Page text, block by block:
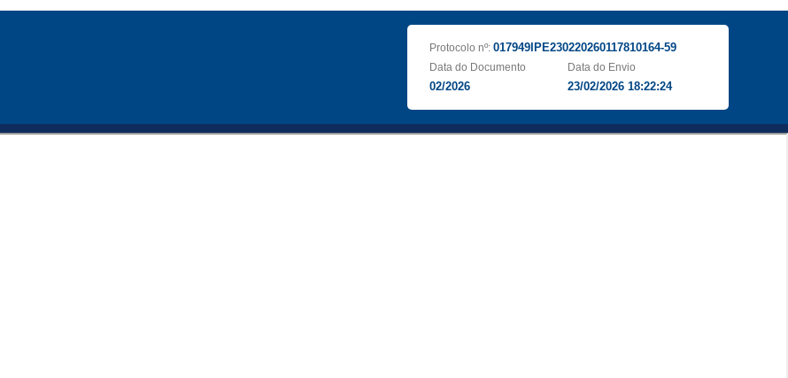
Protocolo nº: 017949IPE230220260117810164-59
Data do Documento
02/2026
Data do Envio
23/02/2026 18:22:24